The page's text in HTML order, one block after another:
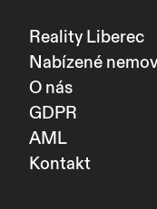
Reality Liberec
Nabízené
O nás
GDPR
AML
Kontakt